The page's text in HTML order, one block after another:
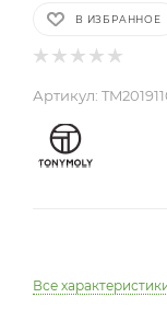
В ИЗБРАННОЕ
Артикул:
Все